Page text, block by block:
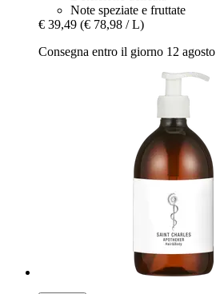
Note speziate e fruttate
€ 39,49 (€ 78,98 / L)
Consegna entro il giorno 12 agosto